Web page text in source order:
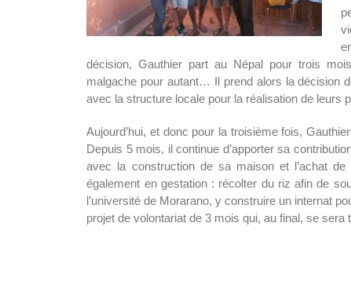
décision, Gauthier part au Népal pour trois
malgache pour autant… Il prend alors la décision
avec la structure locale pour la réalisation de leurs
Aujourd’hui, et donc pour la troisième fois,
Depuis 5 mois, il continue d’apporter sa
avec la construction de sa maison et l’achat de
également en gestation : récolter du riz afin de
l’université de Morarano, y construire un internat
projet de volontariat de 3 mois qui, au final, se